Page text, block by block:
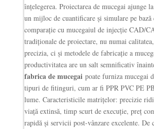
înțelegerea. Proiectarea de mucegai ajunge
un mijloc de cuantificare și simulare pe
comparație cu mucegaiul de injecție CAD/
tradiționale de proiectare, nu numai
precizia, ci și metodele de fabricație a
productivitatea are un salt semnificativ
fabrica de mucegaipoate furniza mucegai
tipuri de fitinguri, cum ar fi PPR PVC PE
lume. Caracteristicile matrițelor: precizie
viață extinsă, timp scurt de execuție, preț
rapidă și servicii post-vânzare excelente. De